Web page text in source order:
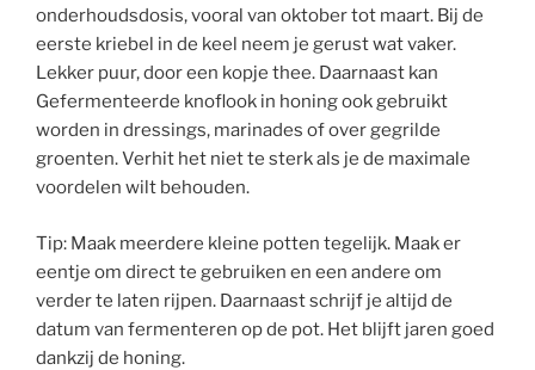
onderhoudsdosis, vooral van oktober tot maart. Bij de
eerste kriebel in de keel neem je gerust wat vaker.
Lekker puur, door een kopje thee. Daarnaast kan
Gefermenteerde knoflook in honing ook gebruikt
worden in dressings, marinades of over gegrilde
groenten. Verhit het niet te sterk als je de maximale
voordelen wilt behouden.
Tip: Maak meerdere kleine potten tegelijk. Maak er
eentje om direct te gebruiken en een andere om
verder te laten rijpen. Daarnaast schrijf je altijd de
datum van fermenteren op de pot. Het blijft jaren goed
dankzij de honing.